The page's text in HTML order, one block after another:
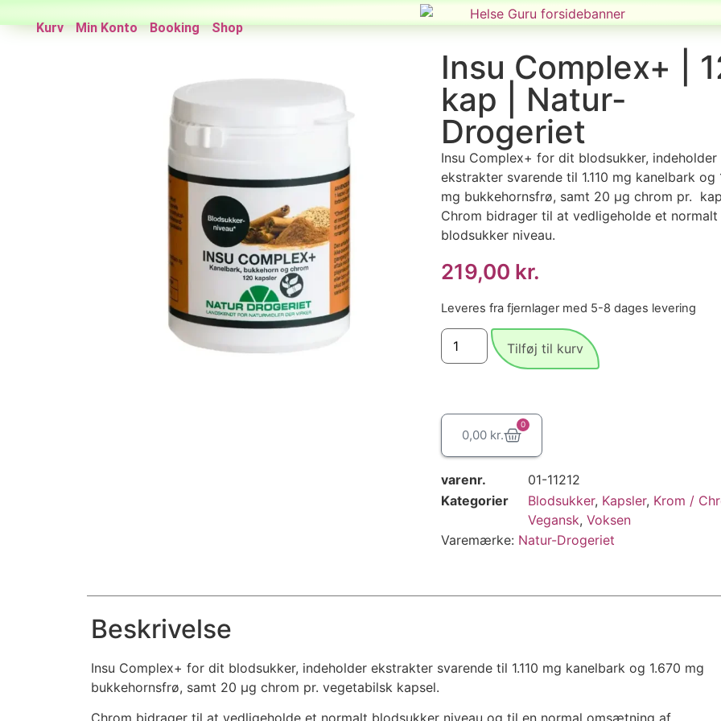
Kurv Min Konto Booking Shop
Insu Complex+ |
kap | Natur-
Drogeriet
Insu Complex+ for dit blodsukker, indeholder
ekstrakter svarende til 1.110 mg kanelbark og
mg bukkehornsfrø, samt 20 µg chrom pr.
Chrom bidrager til at vedligeholde et normalt
blodsukker niveau.
219,00 kr.
Leveres fra fjernlager med 5-8 dages levering
Tilføj til kurv
0,00 kr.
0
varenr.
01-11212
Kategorier
Blodsukker, Kapsler, Krom /
Vegansk, Voksen
Varemærke: Natur-Drogeriet
Beskrivelse
Insu Complex+ for dit blodsukker, indeholder ekstrakter svarende til 1.110 mg kanelbark og 1.670 mg
bukkehornsfrø, samt 20 µg chrom pr. vegetabilsk kapsel.